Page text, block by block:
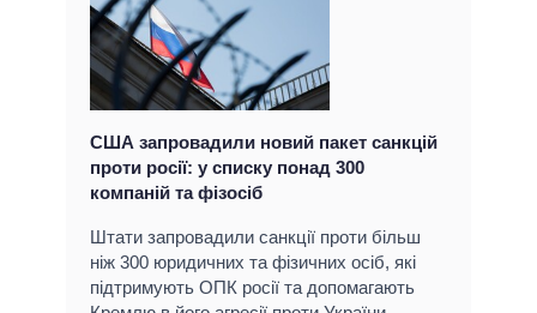
США запровадили новий пакет санкцій
проти росії: у списку понад 300
компаній та фізосіб
Штати запровадили санкції проти більш
ніж 300 юридичних та фізичних осіб, які
підтримують ОПК росії та допомагають